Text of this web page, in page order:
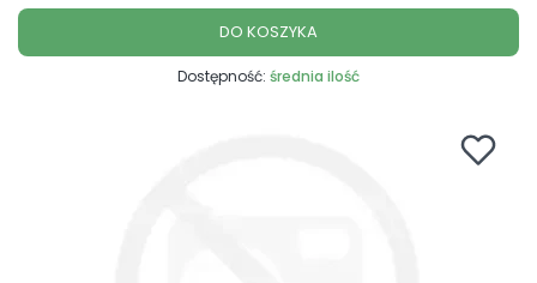
DO KOSZYKA
Dostępność: średnia ilość